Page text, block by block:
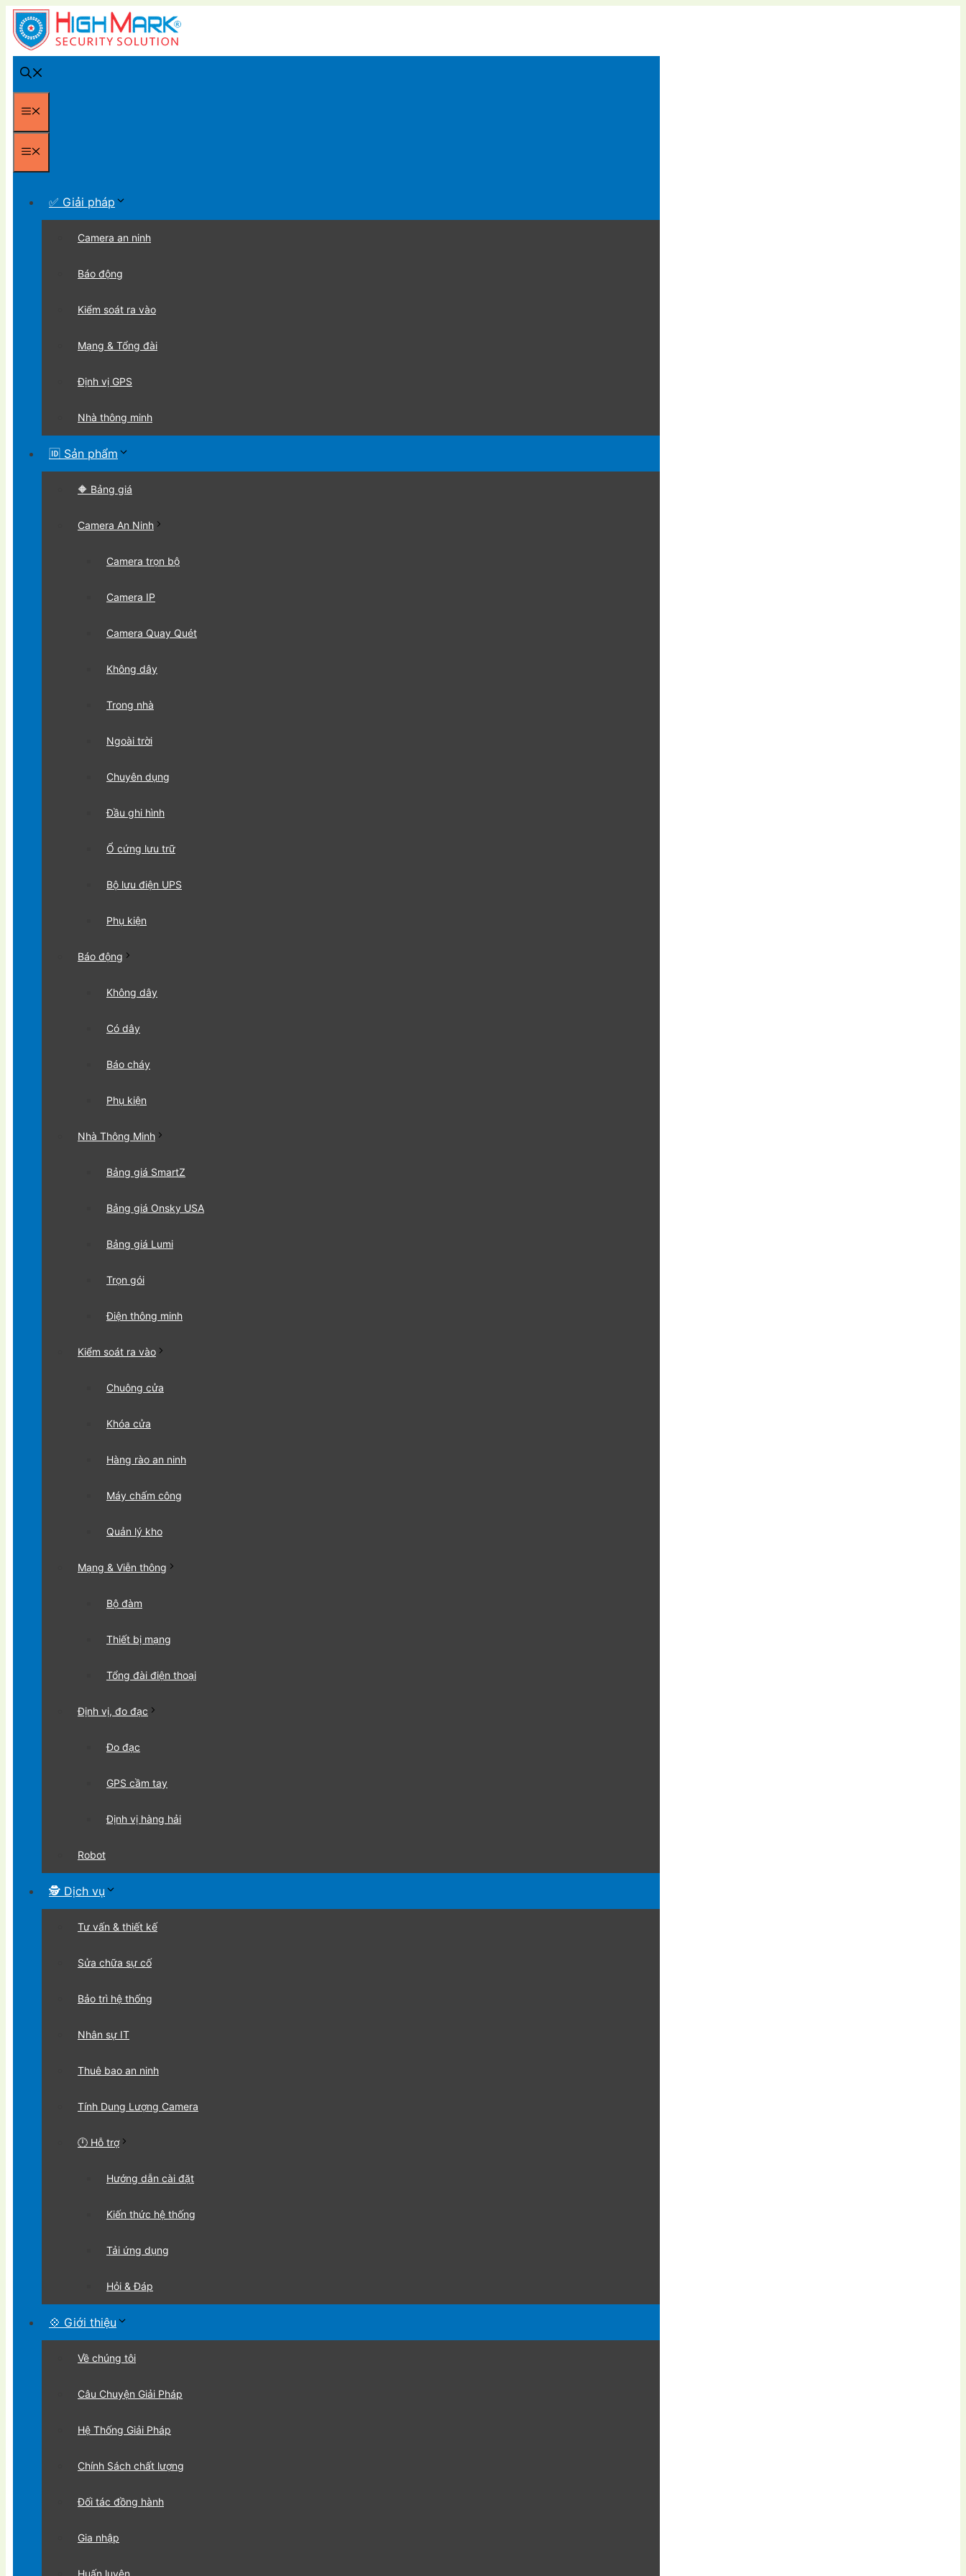
Chuyển
đến
nội
dung
Menu
Menu
✅ Giải pháp
Camera an ninh
Báo động
Kiểm soát ra vào
Mạng & Tổng đài
Định vị GPS
Nhà thông minh
🆔 Sản phẩm
🔶 Bảng giá
Camera An Ninh
Camera trọn bộ
Camera IP
Camera Quay Quét
Không dây
Trong nhà
Ngoài trời
Chuyên dụng
Đầu ghi hình
Ổ cứng lưu trữ
Bộ lưu điện UPS
Phụ kiện
Báo động
Không dây
Có dây
Báo cháy
Phụ kiện
Nhà Thông Minh
Bảng giá SmartZ
Bảng giá Onsky USA
Bảng giá Lumi
Trọn gói
Điện thông minh
Kiểm soát ra vào
Chuông cửa
Khóa cửa
Hàng rào an ninh
Máy chấm công
Quản lý kho
Mạng & Viễn thông
Bộ đàm
Thiết bị mạng
Tổng đài điện thoại
Định vị, đo đạc
Đo đạc
GPS cầm tay
Định vị hàng hải
Robot
🕵 Dịch vụ
Tư vấn & thiết kế
Sửa chữa sự cố
Bảo trì hệ thống
Nhân sự IT
Thuê bao an ninh
Tính Dung Lượng Camera
🕛 Hỗ trợ
Hướng dẫn cài đặt
Kiến thức hệ thống
Tải ứng dụng
Hỏi & Đáp
💠 Giới thiệu
Về chúng tôi
Câu Chuyện Giải Pháp
Hệ Thống Giải Pháp
Chính Sách chất lượng
Đối tác đồng hành
Gia nhập
Huấn luyện